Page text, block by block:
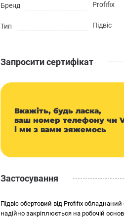
Технічні
Несуча здатність: 25 кг
колірну гаму та інші характеристики
чинним законодавством, знаходиться на
Бренд Profifix
Тип Підвіс
Запросити сертифікат
Вкажіть, будь ласка,
ваш номер телефону чи
і ми з вами зяжемось
Застосування
Підвіс обертовий від Profifix
надійно закріплюється на робочій